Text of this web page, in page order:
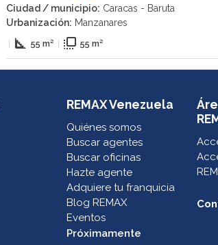
Ciudad / municipio: Caracas - Baruta
Urbanización: Manzanares
| square_foot 55 m² | flip_to_front 55 m²
REMAX Venezuela
Quiénes somos
Buscar agentes
Buscar oficinas
Hazte agente
Adquiere tu franquicia
Blog REMAX
Eventos
Próximamente